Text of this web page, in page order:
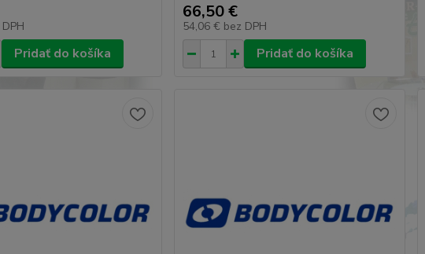
Pridať do košíka
66,50 €
54,06 € bez DPH
Pridať do košíka